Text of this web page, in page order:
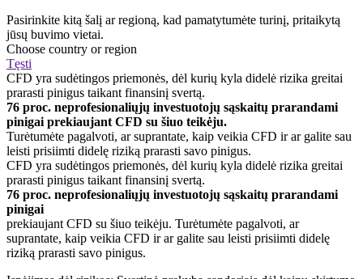
Pasirinkite kitą šalį ar regioną, kad pamatytumėte turinį, pritaikytą
jūsų buvimo vietai.
Choose country or region
Tęsti
CFD yra sudėtingos priemonės, dėl kurių kyla didelė rizika greitai
prarasti pinigus taikant finansinį svertą.
76 proc. neprofesionaliųjų investuotojų sąskaitų prarandami
pinigai prekiaujant CFD su šiuo teikėju.
Turėtumėte pagalvoti, ar suprantate, kaip veikia CFD ir ar galite sau
leisti prisiimti didelę riziką prarasti savo pinigus.
CFD yra sudėtingos priemonės, dėl kurių kyla didelė rizika greitai
prarasti pinigus taikant finansinį svertą.
76 proc. neprofesionaliųjų investuotojų sąskaitų prarandami
pinigai
prekiaujant CFD su šiuo teikėju. Turėtumėte pagalvoti, ar
suprantate, kaip veikia CFD ir ar galite sau leisti prisiimti didelę
riziką prarasti savo pinigus.